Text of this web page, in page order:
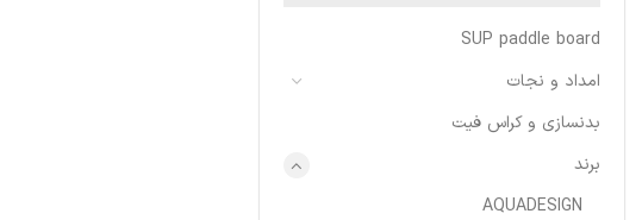
SUP paddle board
امداد و نجات
بدنسازی و کراس فیت
برند
AQUADESIGN